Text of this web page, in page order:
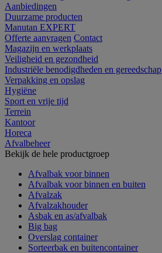
Aanbiedingen
Duurzame producten
Manutan EXPERT
Offerte aanvragen Contact
Magazijn en werkplaats
Veiligheid en gezondheid
Industriële benodigdheden en gereedschap
Verpakking en opslag
Hygiëne
Sport en vrije tijd
Terrein
Kantoor
Horeca
Afvalbeheer
Bekijk de hele productgroep
Afvalbak voor binnen
Afvalbak voor binnen en buiten
Afvalzak
Afvalzakhouder
Asbak en as/afvalbak
Big bag
Overslag container
Sorteerbak en buitencontainer